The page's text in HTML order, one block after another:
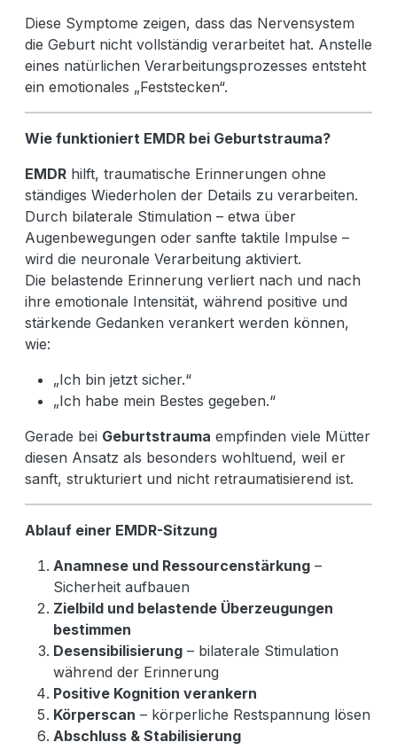
Diese Symptome zeigen, dass das Nervensystem
die Geburt nicht vollständig verarbeitet hat. Anstelle
eines natürlichen Verarbeitungsprozesses entsteht
ein emotionales „Feststecken“.
Wie funktioniert EMDR bei Geburtstrauma?
EMDR hilft, traumatische Erinnerungen ohne
ständiges Wiederholen der Details zu verarbeiten.
Durch bilaterale Stimulation – etwa über
Augenbewegungen oder sanfte taktile Impulse –
wird die neuronale Verarbeitung aktiviert.
Die belastende Erinnerung verliert nach und nach
ihre emotionale Intensität, während positive und
stärkende Gedanken verankert werden können,
wie:
„Ich bin jetzt sicher.“
„Ich habe mein Bestes gegeben.“
Gerade bei Geburtstrauma empfinden viele Mütter
diesen Ansatz als besonders wohltuend, weil er
sanft, strukturiert und nicht retraumatisierend ist.
Ablauf einer EMDR-Sitzung
Anamnese und Ressourcenstärkung –
Sicherheit aufbauen
Zielbild und belastende Überzeugungen
bestimmen
Desensibilisierung – bilaterale Stimulation
während der Erinnerung
Positive Kognition verankern
Körperscan – körperliche Restspannung lösen
Abschluss & Stabilisierung